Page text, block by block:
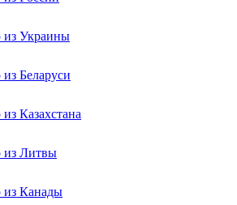
из Украины
Беларуси
Казахстана
из Литвы
из Канады